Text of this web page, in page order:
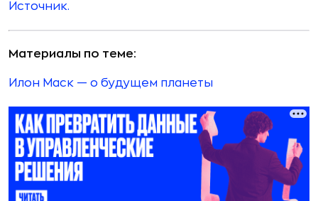
Источник.
Материалы по теме:
Илон Маск — о будущем планеты